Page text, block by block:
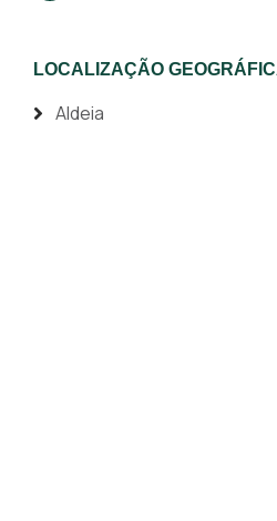
LOCALIZAÇÃO
Aldeia